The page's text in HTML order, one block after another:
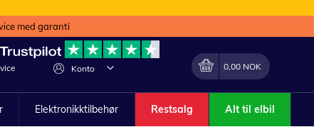
med garanti
Konto Endring
Min handlekurv
0,00 NOK
Elektronikktilbehør Restsalg Alt til elbil